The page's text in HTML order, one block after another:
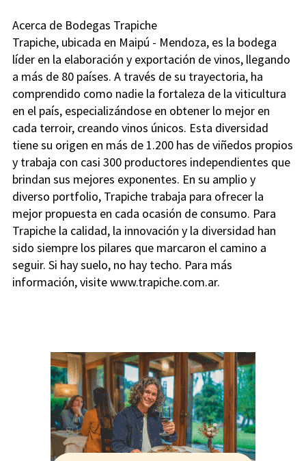
Acerca de Bodegas Trapiche
Trapiche, ubicada en Maipú - Mendoza, es la bodega
líder en la elaboración y exportación de vinos, llegando
a más de 80 países. A través de su trayectoria, ha
comprendido como nadie la fortaleza de la viticultura
en el país, especializándose en obtener lo mejor en
cada terroir, creando vinos únicos. Esta diversidad
tiene su origen en más de 1.200 has de viñedos propios
y trabaja con casi 300 productores independientes que
brindan sus mejores exponentes. En su amplio y
diverso portfolio, Trapiche trabaja para ofrecer la
mejor propuesta en cada ocasión de consumo. Para
Trapiche la calidad, la innovación y la diversidad han
sido siempre los pilares que marcaron el camino a
seguir. Si hay suelo, no hay techo. Para más
información, visite www.trapiche.com.ar.